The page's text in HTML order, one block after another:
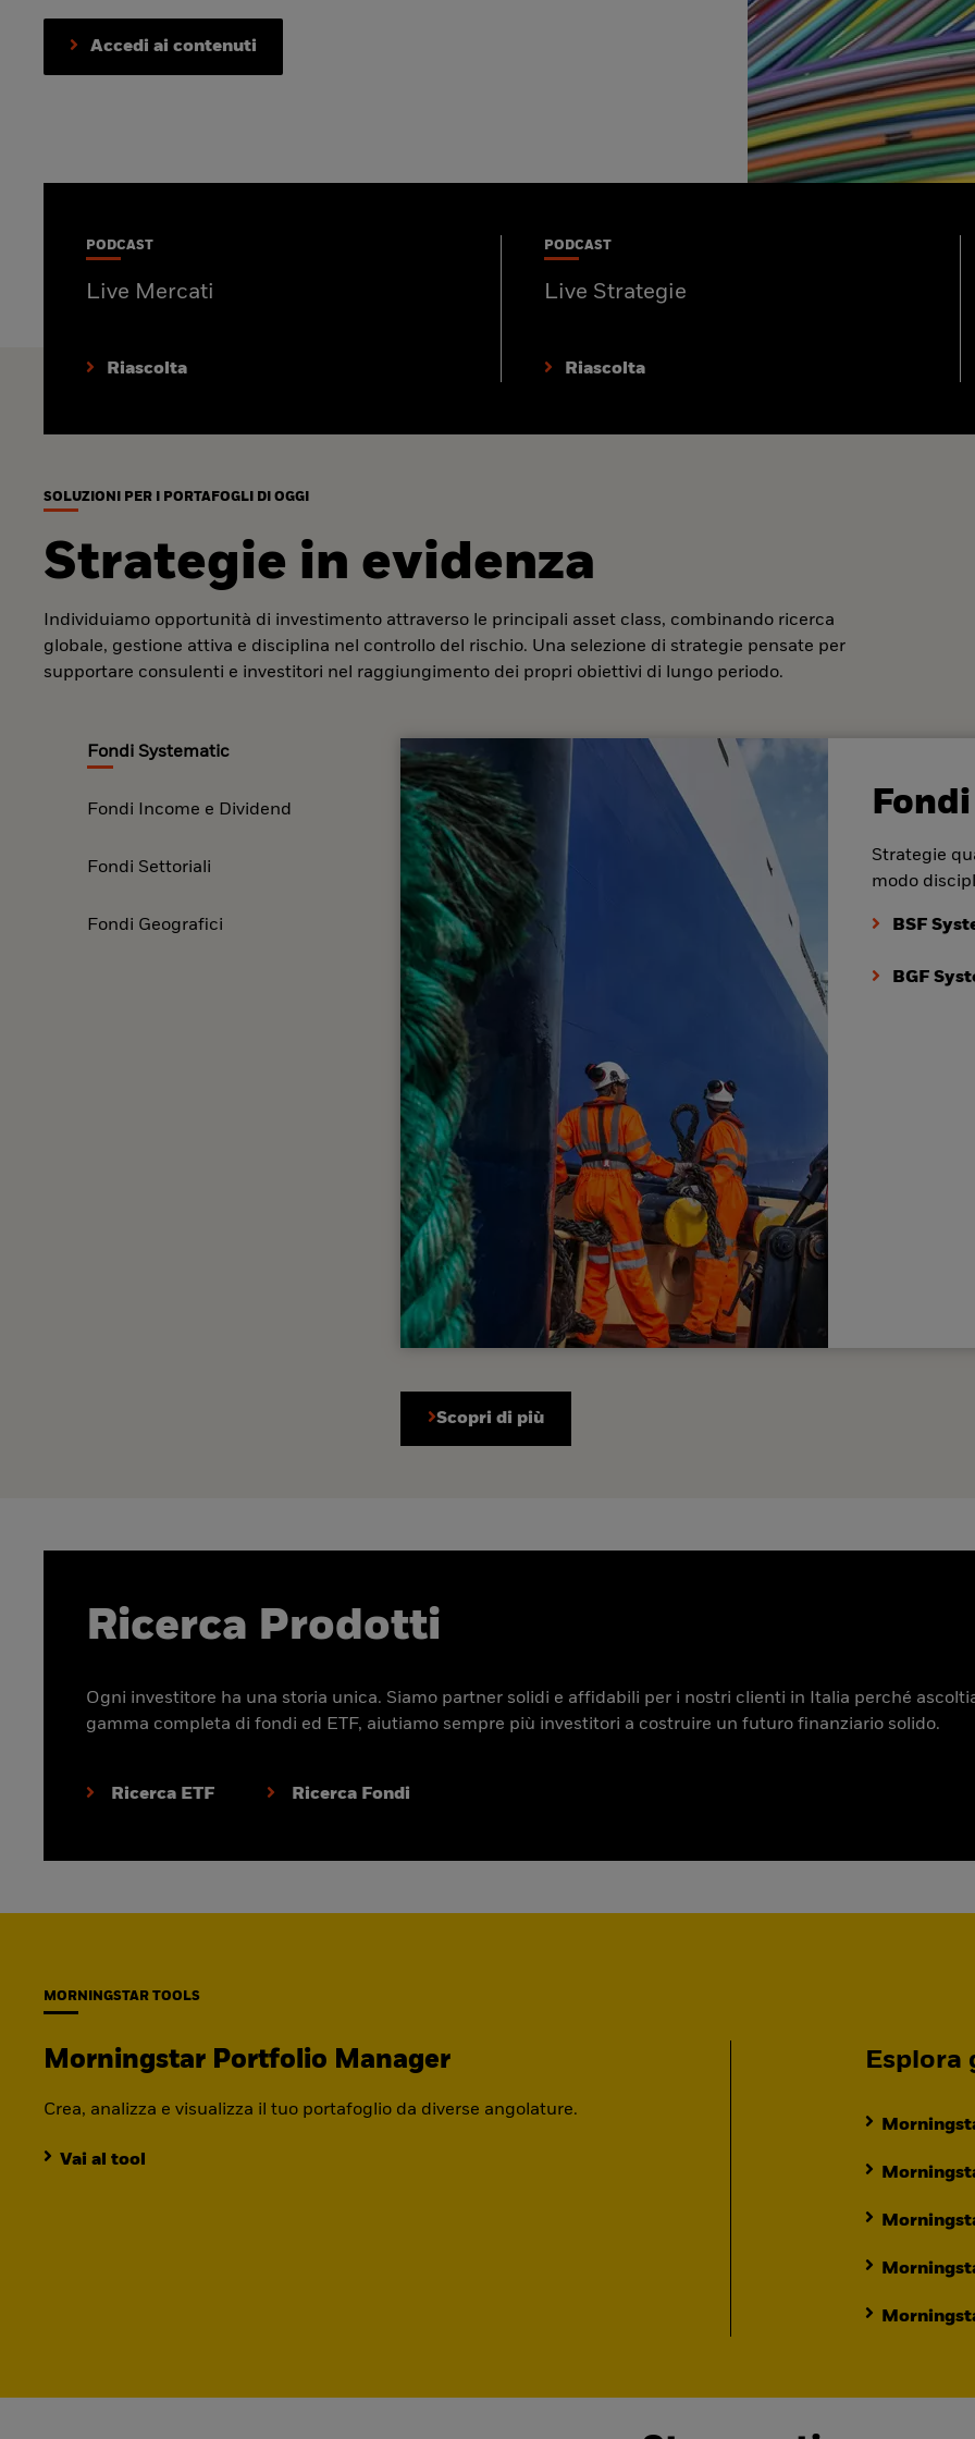
Accedi ai contenuti
PODCAST
Live Mercati
Riascolta
PODCAST
Live Strategie
Riascolta
SOLUZIONI PER I PORTAFOGLI DI OGGI
Strategie in evidenza
Individuiamo opportunità di investimento attraverso le principali asset class, combinando ricerca
globale, gestione attiva e disciplina nel controllo del rischio. Una selezione di strategie pensate per
supportare consulenti e investitori nel raggiungimento dei propri obiettivi di lungo periodo.
Fondi Systematic
Fondi Income e Dividend
Fondi Settoriali
Fondi Geografici
Strategie
modo
BSF
BGF
Scopri di più
Ricerca Prodotti
Ogni investitore ha una storia unica. Siamo partner solidi e affidabili per i nostri clienti in Italia perché
gamma completa di fondi ed ETF, aiutiamo sempre più investitori a costruire un futuro finanziario solido.
Ricerca ETF Ricerca Fondi
MORNINGSTAR TOOLS
Morningstar Portfolio Manager
Crea, analizza e visualizza il tuo portafoglio da diverse angolature.
Vai al tool
Esplora